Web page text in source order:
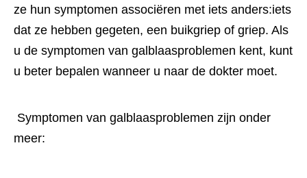
ze hun symptomen associëren met iets anders:iets
dat ze hebben gegeten, een buikgriep of griep. Als
u de symptomen van galblaasproblemen kent, kunt
u beter bepalen wanneer u naar de dokter moet.
meer: